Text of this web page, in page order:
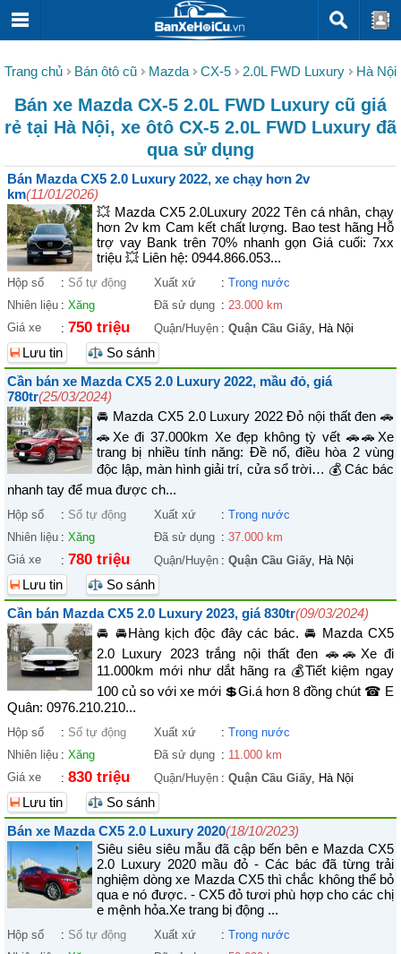
Trang chủ Bán ôtô cũ Mazda CX-5 2.0L FWD Luxury Hà Nội
Bán xe Mazda CX-5 2.0L FWD Luxury cũ giá
rẻ tại Hà Nội, xe ôtô CX-5 2.0L FWD Luxury đã
qua sử dụng
Bán Mazda CX5 2.0 Luxury 2022, xe chạy hơn 2v
km(11/01/2026)
💥 Mazda CX5 2.0Luxury 2022 Tên cá nhân, chạy
hơn 2v km Cam kết chất lượng. Bao test hãng Hỗ
trợ vay Bank trên 70% nhanh gọn Giá cuối: 7xx
triệu 💥 Liên hệ: 0944.866.053...
Hộp số : Số tự động Xuất xứ : Trong nước
Nhiên liệu : Xăng Đã sử dụng : 23.000 km
Giá xe
: 750 triệu Quận/Huyện : Quận Cầu Giấy, Hà Nội
Lưu tin
So sánh
Cần bán xe Mazda CX5 2.0 Luxury 2022, mầu đỏ, giá
780tr(25/03/2024)
🚘 Mazda CX5 2.0 Luxury 2022 Đỏ nội thất đen 🚗
🚗Xe đi 37.000km Xe đẹp không tỳ vết 🚗🚗Xe
trang bị nhiều tính năng: Đề nổ, điều hòa 2 vùng
độc lập, màn hình giải trí, cửa sổ trời… 💰 Các bác
nhanh tay để mua được ch...
Hộp số : Số tự động Xuất xứ : Trong nước
Nhiên liệu : Xăng Đã sử dụng : 37.000 km
Giá xe
: 780 triệu Quận/Huyện : Quận Cầu Giấy, Hà Nội
Lưu tin
So sánh
Cần bán Mazda CX5 2.0 Luxury 2023, giá 830tr(09/03/2024)
🚘 🚘Hàng kịch độc đây các bác. 🚘 Mazda CX5
2.0 Luxury 2023 trắng nội thất đen 🚗🚗Xe đi
11.000km mới như dắt hãng ra 💰Tiết kiệm ngay
100 củ so với xe mới 💲Gi.á hơn 8 đồng chút ☎ E
Quân: 0976.210.210...
Hộp số : Số tự động Xuất xứ : Trong nước
Nhiên liệu : Xăng Đã sử dụng : 11.000 km
Giá xe
: 830 triệu Quận/Huyện : Quận Cầu Giấy, Hà Nội
Lưu tin
So sánh
Bán xe Mazda CX5 2.0 Luxury 2020(18/10/2023)
Siêu siêu siêu mẫu đã cập bến bên e Mazda CX5
2.0 Luxury 2020 mầu đỏ - Các bác đã từng trải
nghiệm dòng xe Mazda CX5 thì chắc không thể bỏ
qua e nó được. - CX5 đỏ tươi phù hợp cho các chị
e mệnh hỏa.Xe trang bị động ...
Hộp số : Số tự động Xuất xứ : Trong nước